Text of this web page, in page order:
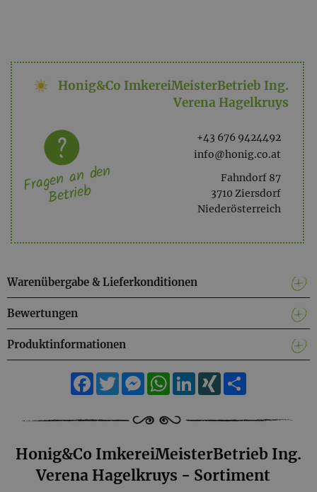
Honig&Co ImkereiMeisterBetrieb Ing.
Verena Hagelkruys
+43 676 9424492
info@honig.co.at
Fahndorf 87
3710 Ziersdorf
Niederösterreich
Fragen an den
Betrieb
Warenübergabe & Lieferkonditionen
Bewertungen
Produktinformationen
Facebook
TwitterMessengerWhatsApp
LinkedIn
XING
Honig&Co ImkereiMeisterBetrieb Ing.
Verena Hagelkruys - Sortiment